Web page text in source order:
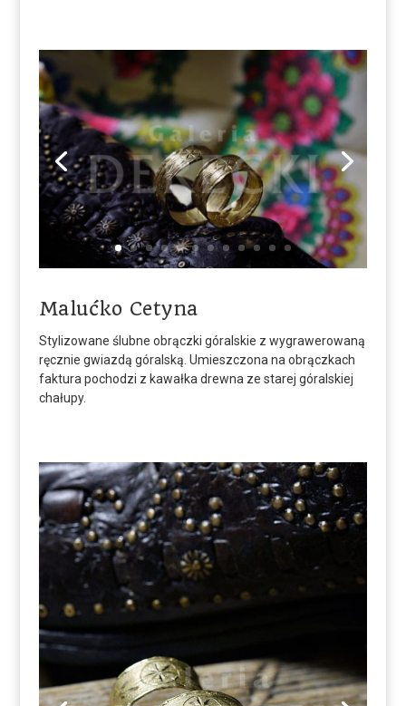
Malućko Cetyna
Stylizowane ślubne obrączki góralskie z wygrawerowaną
ręcznie gwiazdą góralską. Umieszczona na obrączkach
faktura pochodzi z kawałka drewna ze starej góralskiej
chałupy.